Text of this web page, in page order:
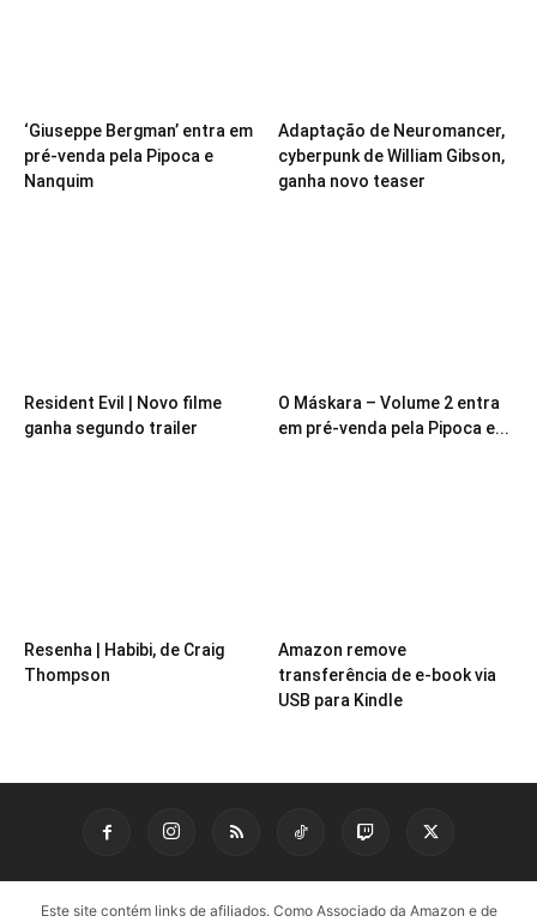
‘Giuseppe Bergman’ entra em
pré-venda pela Pipoca e
Nanquim
Adaptação de Neuromancer,
cyberpunk de William Gibson,
ganha novo teaser
Resident Evil | Novo filme
ganha segundo trailer
O Máskara – Volume 2 entra
em pré-venda pela Pipoca e...
Resenha | Habibi, de Craig
Thompson
Amazon remove
transferência de e-book via
USB para Kindle
Este site contém links de afiliados. Como Associado da Amazon e de